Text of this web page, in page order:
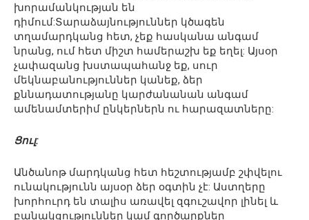
խորամանկության են
դիմում:Տարաձայնություններ կծագեն
տղամարդկանց հետ, չեք հասկանա անգամ
նրանց, ում հետ միշտ համերաշխ եք եղել: Այսօր
չափազանց խստապահանջ եք, սուր
մեկնաբանություններ կանեք, ձեր
քննադատությանը կարժանանան անգամ
ամենամտերիմ ընկերներն ու հարազատները:
Ցուլ:
Անծանոթ մարդկանց հետ հեշտությամբ շփվելու
ունակությունն այսօր ձեր օգտին չէ: Աստղերը
խորհուրդ են տալիս առավել զգուշավոր լինել և
բանակցություններ կամ գործարքներ